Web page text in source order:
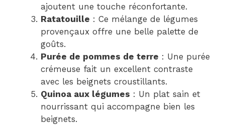
ajoutent une touche réconfortante.
Ratatouille : Ce mélange de légumes
provençaux offre une belle palette de
goûts.
Purée de pommes de terre : Une purée
crémeuse fait un excellent contraste
avec les beignets croustillants.
Quinoa aux légumes : Un plat sain et
nourrissant qui accompagne bien les
beignets.